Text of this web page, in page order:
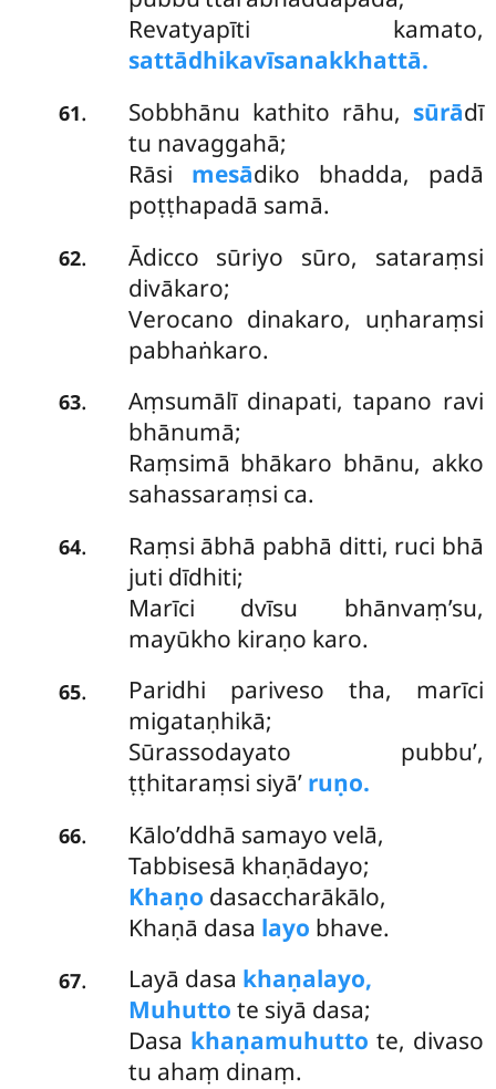
Revatyapīti kamato,
sattādhikavīsanakkhattā.
61. Sobbhānu kathito rāhu, sūrādī
tu navaggahā;
Rāsi mesādiko bhadda, padā
poṭṭhapadā samā.
62.
Ādicco sūriyo sūro, sataraṃsi
divākaro;
Verocano dinakaro, uṇharaṃsi
pabhaṅkaro.
63.
Aṃsumālī dinapati, tapano ravi
bhānumā;
Raṃsimā bhākaro bhānu, akko
sahassaraṃsi ca.
64.
Raṃsi ābhā pabhā ditti, ruci bhā
juti dīdhiti;
Marīci dvīsu bhānvaṃ’su,
mayūkho kiraṇo karo.
65.
Paridhi pariveso tha, marīci
migataṇhikā;
Sūrassodayato pubbu’,
ṭṭhitaraṃsi siyā’ ruṇo.
66.
Kālo’ddhā samayo velā,
Tabbisesā khaṇādayo;
Khaṇo dasaccharākālo,
Khaṇā dasa layo bhave.
67. Layā dasa khaṇalayo,
Muhutto te siyā dasa;
Dasa khaṇamuhutto te, divaso
tu ahaṃ dinaṃ.